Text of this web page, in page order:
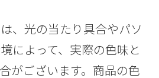
、光の当たり具合やパソ
によって、実際の色味と
がございます。商品の色